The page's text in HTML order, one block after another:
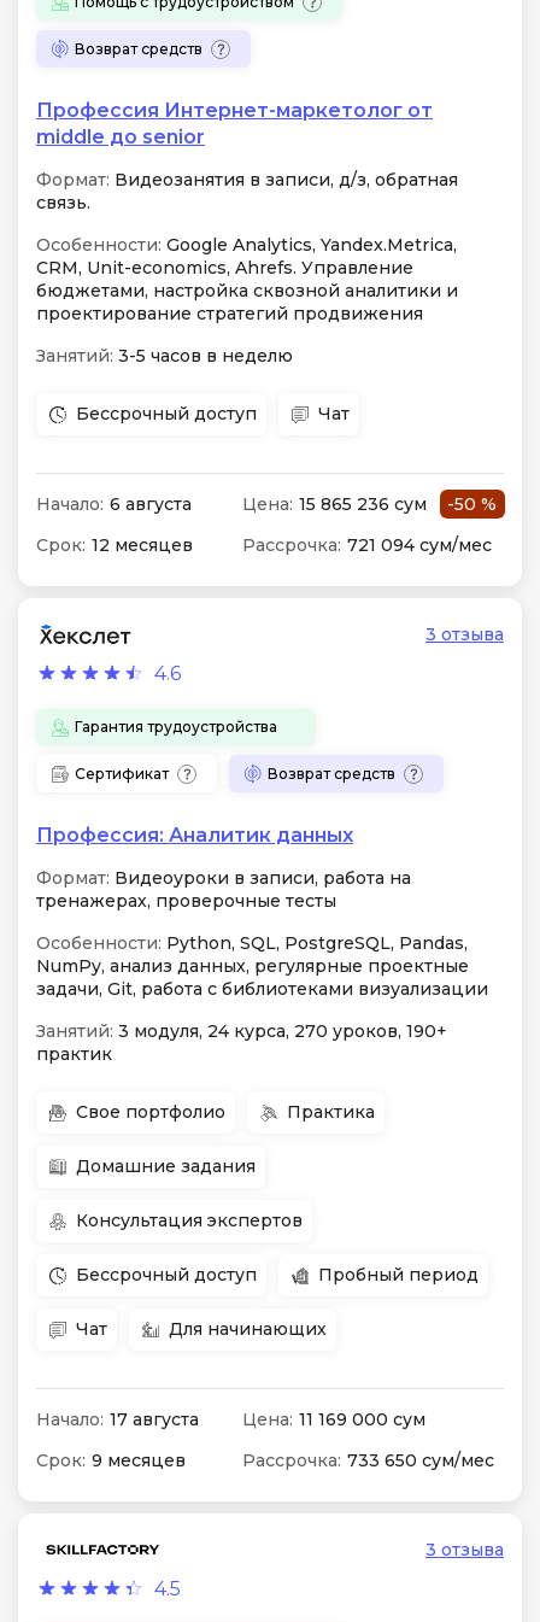
Возврат средств
Профессия Интернет-маркетолог от
middle до senior
Формат: Видеозанятия в записи, д/з, обратная
связь.
Особенности: Google Analytics, Yandex.Metrica,
CRM, Unit-economics, Ahrefs. Управление
бюджетами, настройка сквозной аналитики и
проектирование стратегий продвижения
Занятий: 3-5 часов в неделю
Бессрочный доступ Чат
Начало: 6 августа Цена: 15 865 236 сум
-50 %
Срок: 12 месяцев Рассрочка: 721 094 сум/мес
4.6
3 отзыва
Гарантия трудоустройства
Сертификат Возврат средств
Профессия: Аналитик данных
Формат: Видеоуроки в записи, работа на
тренажерах, проверочные тесты
Особенности: Python, SQL, PostgreSQL, Pandas,
NumPy, анализ данных, регулярные проектные
задачи, Git, работа с библиотеками визуализации
Занятий: 3 модуля, 24 курса, 270 уроков, 190+
практик
Свое портфолио Практика
Домашние задания
Консультация экспертов
Бессрочный доступ Пробный период
Чат Для начинающих
Начало: 17 августа Цена: 11 169 000 сум
Срок: 9 месяцев Рассрочка: 733 650 сум/мес
4.5
3 отзыва